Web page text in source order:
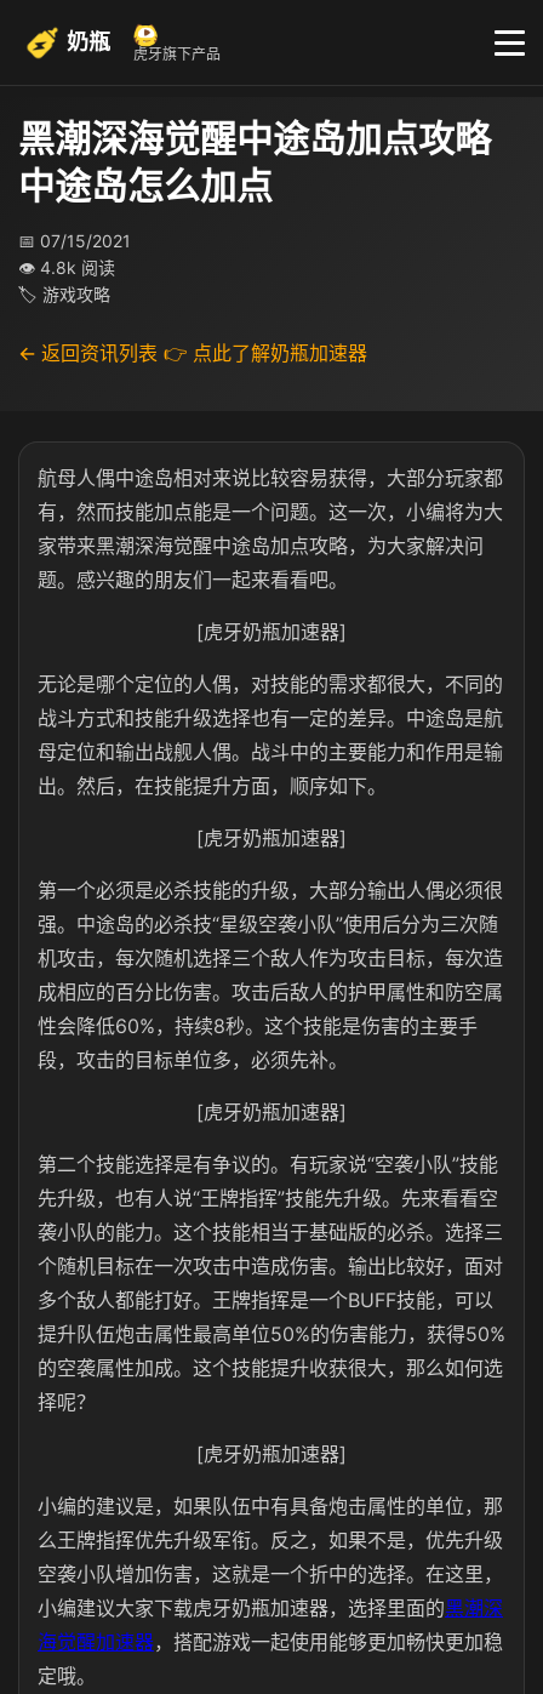
奶瓶 虎牙旗下产品
黑潮深海觉醒中途岛加点攻略
中途岛怎么加点
📅 07/15/2021
👁 4.8k 阅读
🏷 游戏攻略
← 返回资讯列表 👉 点此了解奶瓶加速器
航母人偶中途岛相对来说比较容易获得，大部分玩家都
有，然而技能加点能是一个问题。这一次，小编将为大
家带来黑潮深海觉醒中途岛加点攻略，为大家解决问
题。感兴趣的朋友们一起来看看吧。
[虎牙奶瓶加速器]
无论是哪个定位的人偶，对技能的需求都很大，不同的
战斗方式和技能升级选择也有一定的差异。中途岛是航
母定位和输出战舰人偶。战斗中的主要能力和作用是输
出。然后，在技能提升方面，顺序如下。
[虎牙奶瓶加速器]
第一个必须是必杀技能的升级，大部分输出人偶必须很
强。中途岛的必杀技“星级空袭小队”使用后分为三次随
机攻击，每次随机选择三个敌人作为攻击目标，每次造
成相应的百分比伤害。攻击后敌人的护甲属性和防空属
性会降低60%，持续8秒。这个技能是伤害的主要手
段，攻击的目标单位多，必须先补。
[虎牙奶瓶加速器]
第二个技能选择是有争议的。有玩家说“空袭小队”技能
先升级，也有人说“王牌指挥”技能先升级。先来看看空
袭小队的能力。这个技能相当于基础版的必杀。选择三
个随机目标在一次攻击中造成伤害。输出比较好，面对
多个敌人都能打好。王牌指挥是一个BUFF技能，可以
提升队伍炮击属性最高单位50%的伤害能力，获得50%
的空袭属性加成。这个技能提升收获很大，那么如何选
择呢？
[虎牙奶瓶加速器]
小编的建议是，如果队伍中有具备炮击属性的单位，那
么王牌指挥优先升级军衔。反之，如果不是，优先升级
空袭小队增加伤害，这就是一个折中的选择。在这里，
小编建议大家下载虎牙奶瓶加速器，选择里面的黑潮深
海觉醒加速器，搭配游戏一起使用能够更加畅快更加稳
定哦。